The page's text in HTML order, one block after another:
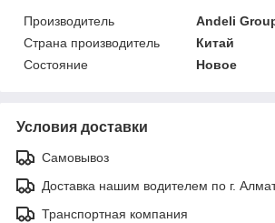
Производитель
Andeli
Страна производитель
Китай
Состояние
Новое
Условия доставки
Самовывоз
Доставка нашим водителем по г.
Транспортная компания